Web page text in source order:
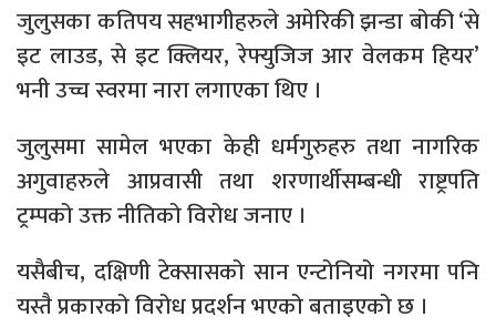
जुलुसका कतिपय सहभागीहरुले अमेरिकी झन्डा बोकी ‘से
इट लाउड, से इट क्लियर, रेफ्युजिज आर वेलकम हियर’
भनी उच्च स्वरमा नारा लगाएका थिए ।
जुलुसमा सामेल भएका केही धर्मगुरुहरु तथा नागरिक
अगुवाहरुले आप्रवासी तथा शरणार्थीसम्बन्धी राष्ट्रपति
ट्रम्पको उक्त नीतिको विरोध जनाए ।
यसैबीच, दक्षिणी टेक्सासको सान एन्टोनियो नगरमा पनि
यस्तै प्रकारको विरोध प्रदर्शन भएको बताइएको छ ।